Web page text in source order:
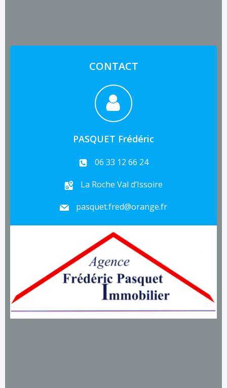
CONTACT
PASQUET Frédéric
06 33 12 66 24
La Roche Val d’Issoire
pasquet.fred@orange.fr